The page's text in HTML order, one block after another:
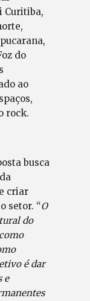
Curitiba,
do
ao
rock.
busca
criar
setor. “O
do
é dar
e